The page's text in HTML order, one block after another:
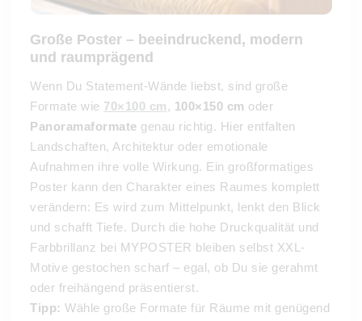
Große Poster – beeindruckend, modern
und raumprägend
Wenn Du Statement-Wände liebst, sind große
Formate wie 70×100 cm, 100×150 cm oder
Panoramaformate genau richtig. Hier entfalten
Landschaften, Architektur oder emotionale
Aufnahmen ihre volle Wirkung. Ein großformatiges
Poster kann den Charakter eines Raumes komplett
verändern: Es wird zum Mittelpunkt, lenkt den Blick
und schafft Tiefe. Durch die hohe Druckqualität und
Farbbrillanz bei MYPOSTER bleiben selbst XXL-
Motive gestochen scharf – egal, ob Du sie gerahmt
oder freihängend präsentierst.
Tipp: Wähle große Formate für Räume mit genügend